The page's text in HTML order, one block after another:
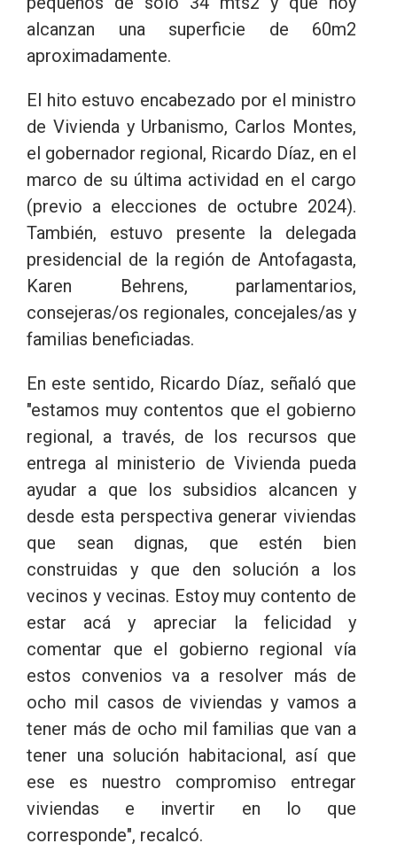
alcanzan una superficie de 60m2
aproximadamente.
El hito estuvo encabezado por el ministro
de Vivienda y Urbanismo, Carlos Montes,
el gobernador regional, Ricardo Díaz, en el
marco de su última actividad en el cargo
(previo a elecciones de octubre 2024).
También, estuvo presente la delegada
presidencial de la región de Antofagasta,
Karen Behrens, parlamentarios,
consejeras/os regionales, concejales/as y
familias beneficiadas.
En este sentido, Ricardo Díaz, señaló que
"estamos muy contentos que el gobierno
regional, a través, de los recursos que
entrega al ministerio de Vivienda pueda
ayudar a que los subsidios alcancen y
desde esta perspectiva generar viviendas
que sean dignas, que estén bien
construidas y que den solución a los
vecinos y vecinas. Estoy muy contento de
estar acá y apreciar la felicidad y
comentar que el gobierno regional vía
estos convenios va a resolver más de
ocho mil casos de viviendas y vamos a
tener más de ocho mil familias que van a
tener una solución habitacional, así que
ese es nuestro compromiso entregar
viviendas e invertir en lo que
corresponde", recalcó.